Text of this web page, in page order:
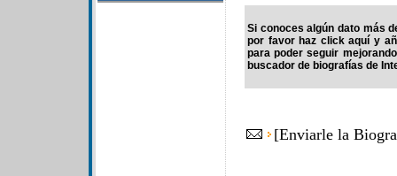
Si conoces algún dato más
por favor haz click aquí y
para poder seguir
buscador de biografías de
[Enviarle la